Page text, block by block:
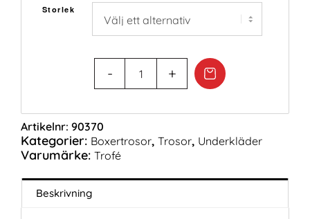
Storlek
Artikelnr: 90370
Kategorier: Boxertrosor, Trosor, Underkläder
Varumärke: Trofé
Beskrivning